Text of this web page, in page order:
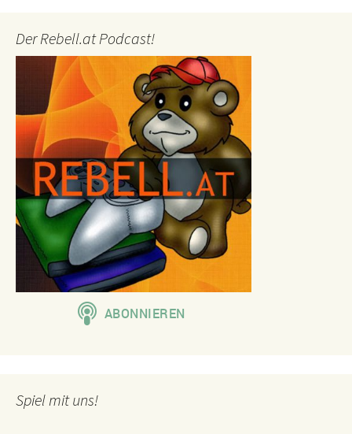
Der Rebell.at Podcast!
Spiel mit uns!